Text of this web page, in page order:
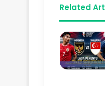
Related